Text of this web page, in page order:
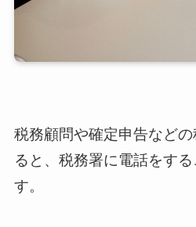
税務顧問や確定申告など
ると、税務署に電話をす
す。